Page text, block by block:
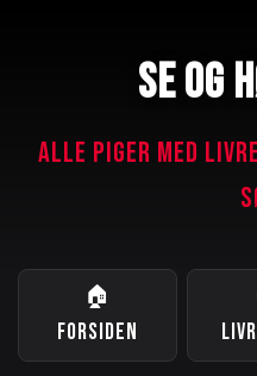
SE OG
ALLE PIGER MED
🏠
FORSIDEN